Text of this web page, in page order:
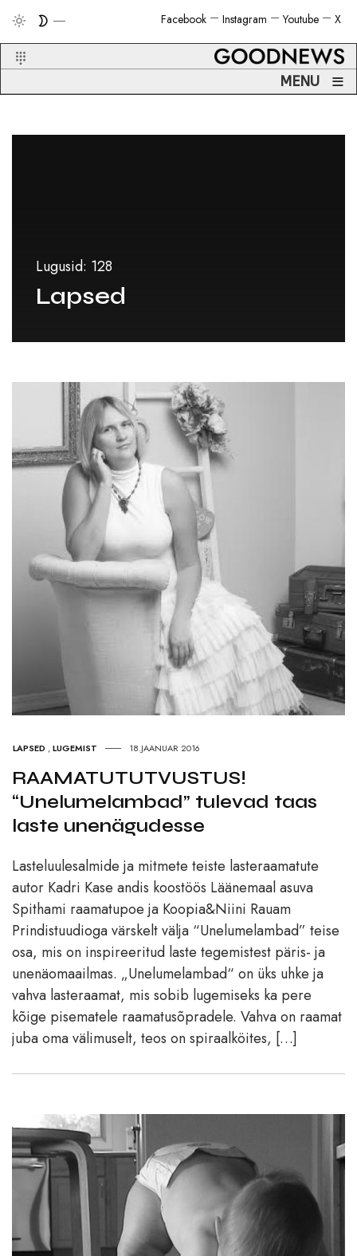
X
Youtube
Instagram
Facebook
MENU ≡
Lugusid: 128
Lapsed
LAPSED ,LUGEMIST 18.JAANUAR 2016
RAAMATUTUTVUSTUS!
“Unelumelambad” tulevad taas
laste unenägudesse
Lasteluulesalmide ja mitmete teiste lasteraamatute
autor Kadri Kase andis koostöös Läänemaal asuva
Spithami raamatupoe ja Koopia&Niini Rauam
Prindistuudioga värskelt välja “Unelumelambad” teise
osa, mis on inspireeritud laste tegemistest päris- ja
unenäomaailmas. „Unelumelambad“ on üks uhke ja
vahva lasteraamat, mis sobib lugemiseks ka pere
kõige pisematele raamatusõpradele. Vahva on raamat
juba oma välimuselt, teos on spiraalköites, […]